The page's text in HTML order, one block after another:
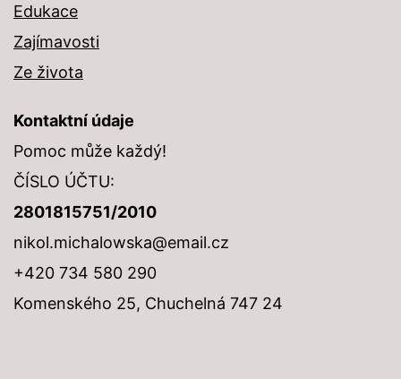
Edukace
Zajímavosti
Ze života
Kontaktní údaje
Pomoc může každý!
ČÍSLO ÚČTU:
2801815751/2010
nikol.michalowska@email.cz
+420 734 580 290
Komenského 25, Chuchelná 747 24